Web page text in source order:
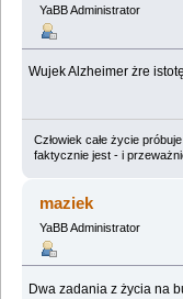
YaBB Administrator
Wujek Alzheimer żre
Człowiek całe życie
faktycznie jest - i
maziek
YaBB Administrator
Dwa zadania z życia na